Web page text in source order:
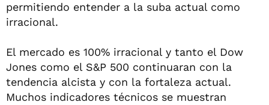
permitiendo entender a la suba actual como
irracional.
El mercado es 100% irracional y tanto el Dow
Jones como el S&P 500 continuaran con la
tendencia alcista y con la fortaleza actual.
Muchos indicadores técnicos se muestran